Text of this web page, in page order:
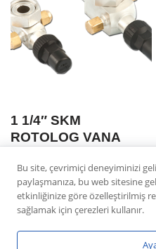
1 1/4″ SKM
ROTOLOG VANA
CIFT SERVISLI
Bu site, çevrimiçi deneyiminizi
paylaşmanıza, bu web sitesine
etkinliğinize göre özelleştirilmiş
sağlamak için çerezleri kullanır.